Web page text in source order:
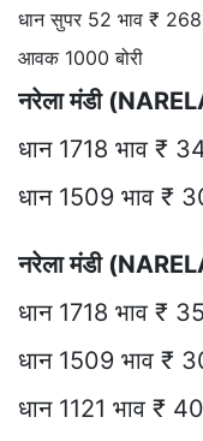
धान सुपर 52 भाव ₹
आवक 1000 बोरी
नरेला मंडी
धान 1718 भाव ₹
धान 1509 भाव ₹
नरेला मंडी
धान 1718 भाव ₹
धान 1509 भाव ₹
धान 1121 भाव ₹